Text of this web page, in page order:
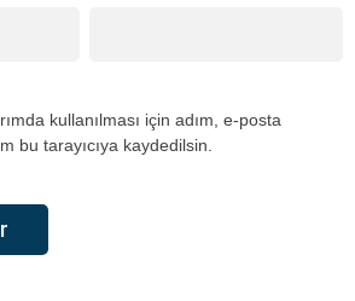
kullanılması için adım, e-posta
bu tarayıcıya kaydedilsin.